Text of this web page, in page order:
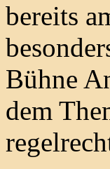
bereits
Bühne
dem